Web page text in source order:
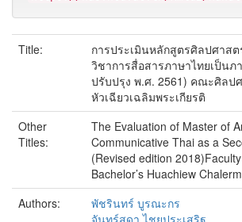
Title:
การประเมินหลักสูตรศิลปศา
วิชาการสื่อสารภาษาไทยเป็นภ
ปรับปรุง พ.ศ. 2561) คณะศิลป
หัวเฉียวเฉลิมพระเกียรติ
Other
Titles:
The Evaluation of Master of
Communicative Thai as a
(Revised edition
Bachelor’s Huachiew
Authors:
พัชรินทร์ บูรณะกร
จันทร์สุดา ไชยประเสริฐ